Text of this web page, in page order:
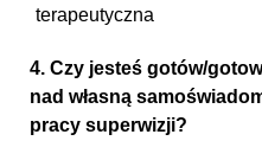
terapeutyczna
4. Czy jesteś gotów/
nad własną
pracy superwizji?